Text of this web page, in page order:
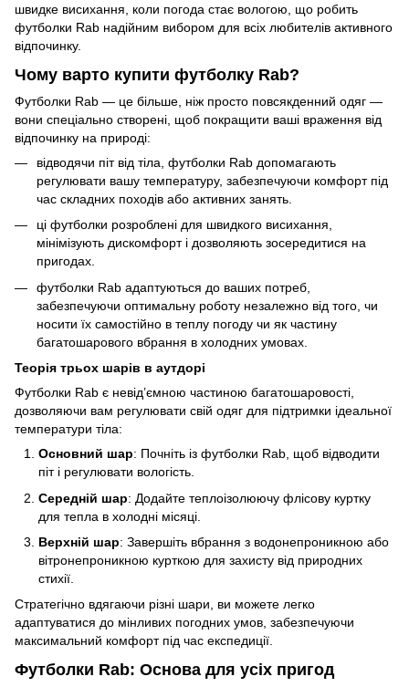
швидке висихання, коли погода стає вологою, що робить
футболки Rab надійним вибором для всіх любителів активного
відпочинку.
Чому варто купити футболку Rab?
Футболки Rab — це більше, ніж просто повсякденний одяг —
вони спеціально створені, щоб покращити ваші враження від
відпочинку на природі:
відводячи піт від тіла, футболки Rab допомагають
регулювати вашу температуру, забезпечуючи комфорт під
час складних походів або активних занять.
ці футболки розроблені для швидкого висихання,
мінімізують дискомфорт і дозволяють зосередитися на
пригодах.
футболки Rab адаптуються до ваших потреб,
забезпечуючи оптимальну роботу незалежно від того, чи
носити їх самостійно в теплу погоду чи як частину
багатошарового вбрання в холодних умовах.
Теорія трьох шарів в аутдорі
Футболки Rab є невід’ємною частиною багатошаровості,
дозволяючи вам регулювати свій одяг для підтримки ідеальної
температури тіла:
Основний шар: Почніть із футболки Rab, щоб відводити
піт і регулювати вологість.
Середній шар: Додайте теплоізолюючу флісову куртку
для тепла в холодні місяці.
Верхній шар: Завершіть вбрання з водонепроникною або
вітронепроникною курткою для захисту від природних
стихії.
Стратегічно вдягаючи різні шари, ви можете легко
адаптуватися до мінливих погодних умов, забезпечуючи
максимальний комфорт під час експедиції.
Футболки Rab: Основа для усіх пригод